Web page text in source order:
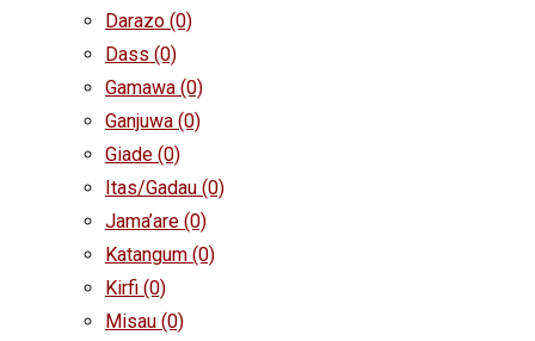
Darazo (0)
Dass (0)
Gamawa (0)
Ganjuwa (0)
Giade (0)
Itas/Gadau (0)
Jama’are (0)
Katangum (0)
Kirfi (0)
Misau (0)